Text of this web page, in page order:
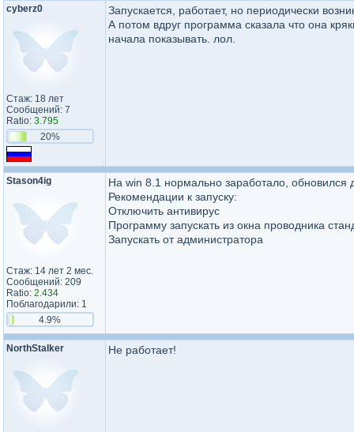
cyberz0
Стаж: 18 лет
Сообщений: 7
Ratio: 3.795
20%
Запускается, работает, но периодически
А потом вдруг программа сказала что она
начала показывать. лол.
Stason4ig
Стаж: 14 лет 2 мес.
Сообщений: 209
Ratio: 2.434
Поблагодарили: 1
4.9%
На win 8.1 нормально заработало, обновился
Рекомендации к запуску:
Отключить антивирус
Программу запускать из окна проводника
Запускать от администратора
NorthStalker Не работает!